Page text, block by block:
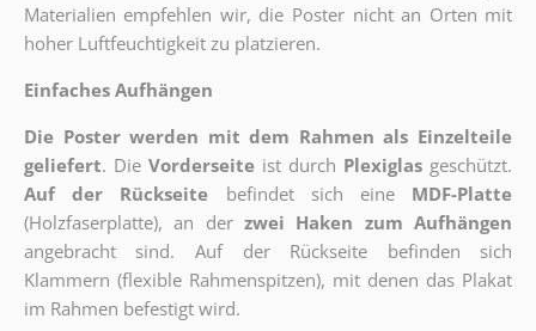
Materialien empfehlen wir, die Poster nicht an Orten mit
hoher Luftfeuchtigkeit zu platzieren.
Einfaches Aufhängen
Die Poster werden mit dem Rahmen als Einzelteile
geliefert. Die Vorderseite ist durch Plexiglas geschützt.
Auf der Rückseite
befindet sich eine
MDF-Platte
(Holzfaserplatte), an der zwei Haken zum Aufhängen
angebracht sind.
Auf der Rückseite befinden sich
Klammern (flexible Rahmenspitzen), mit denen das Plakat
im Rahmen befestigt wird.